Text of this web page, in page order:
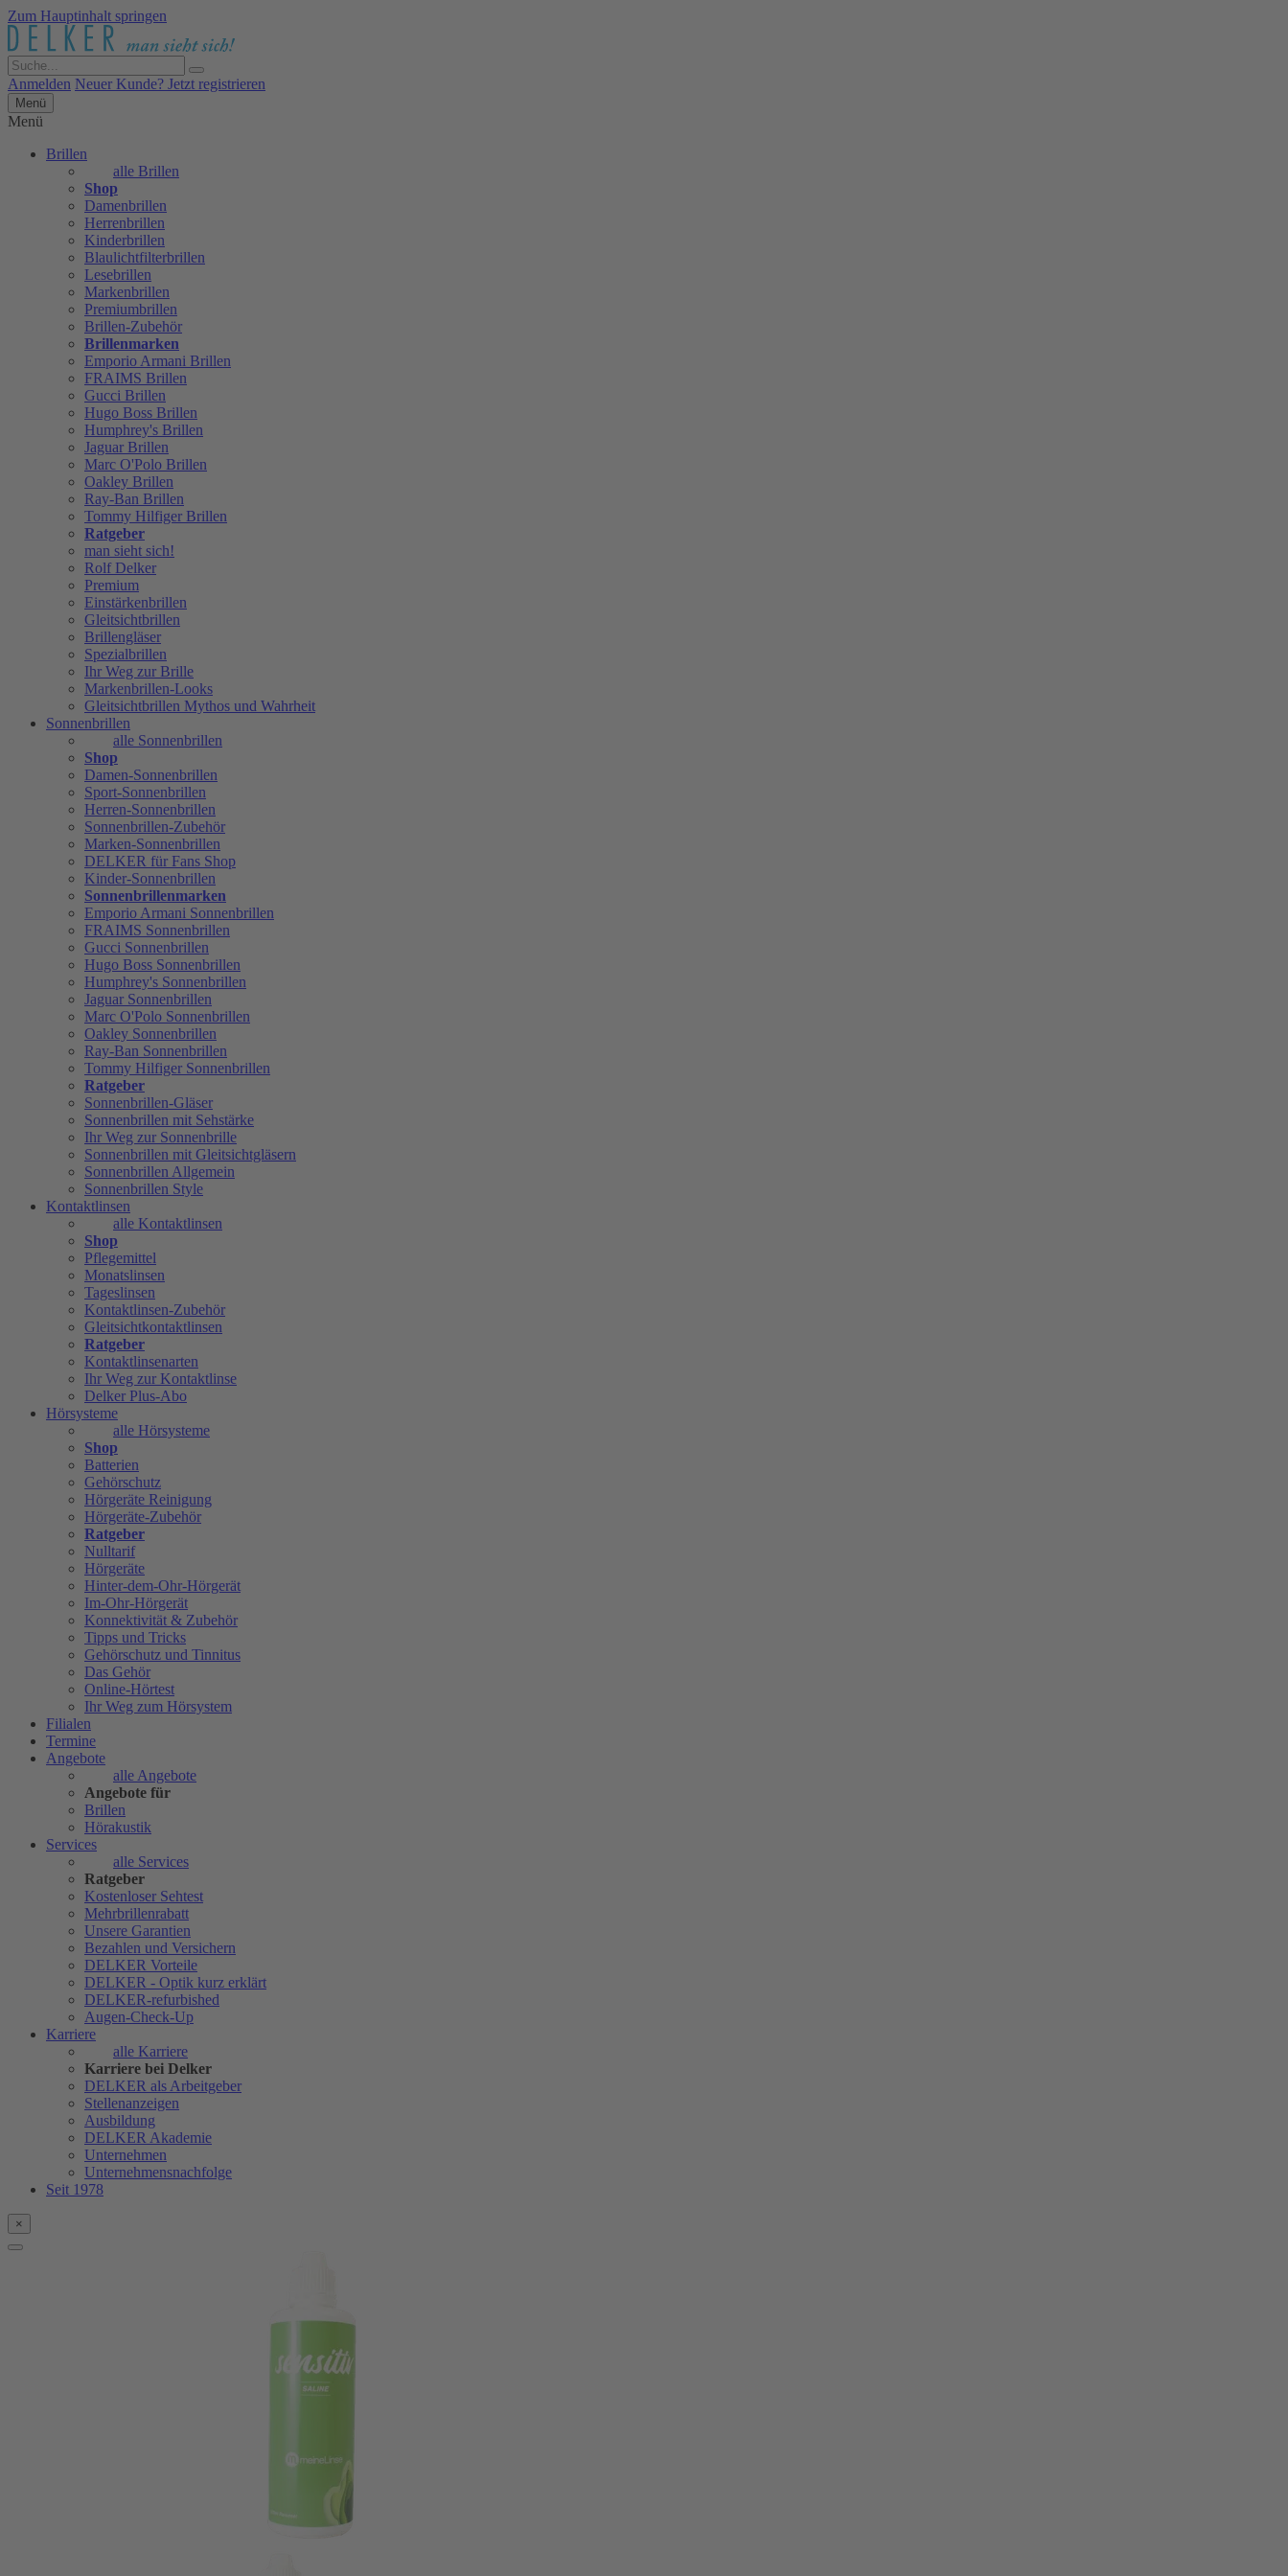
Zum Hauptinhalt springen
Anmelden Neuer Kunde? Jetzt registrieren
Menü
Menü
Brillen
alle Brillen
Shop
Damenbrillen
Herrenbrillen
Kinderbrillen
Blaulichtfilterbrillen
Lesebrillen
Markenbrillen
Premiumbrillen
Brillen-Zubehör
Brillenmarken
Emporio Armani Brillen
FRAIMS Brillen
Gucci Brillen
Hugo Boss Brillen
Humphrey's Brillen
Jaguar Brillen
Marc O'Polo Brillen
Oakley Brillen
Ray-Ban Brillen
Tommy Hilfiger Brillen
Ratgeber
man sieht sich!
Rolf Delker
Premium
Einstärkenbrillen
Gleitsichtbrillen
Brillengläser
Spezialbrillen
Ihr Weg zur Brille
Markenbrillen-Looks
Gleitsichtbrillen Mythos und Wahrheit
Sonnenbrillen
alle Sonnenbrillen
Shop
Damen-Sonnenbrillen
Sport-Sonnenbrillen
Herren-Sonnenbrillen
Sonnenbrillen-Zubehör
Marken-Sonnenbrillen
DELKER für Fans Shop
Kinder-Sonnenbrillen
Sonnenbrillenmarken
Emporio Armani Sonnenbrillen
FRAIMS Sonnenbrillen
Gucci Sonnenbrillen
Hugo Boss Sonnenbrillen
Humphrey's Sonnenbrillen
Jaguar Sonnenbrillen
Marc O'Polo Sonnenbrillen
Oakley Sonnenbrillen
Ray-Ban Sonnenbrillen
Tommy Hilfiger Sonnenbrillen
Ratgeber
Sonnenbrillen-Gläser
Sonnenbrillen mit Sehstärke
Ihr Weg zur Sonnenbrille
Sonnenbrillen mit Gleitsichtgläsern
Sonnenbrillen Allgemein
Sonnenbrillen Style
Kontaktlinsen
alle Kontaktlinsen
Shop
Pflegemittel
Monatslinsen
Tageslinsen
Kontaktlinsen-Zubehör
Gleitsichtkontaktlinsen
Ratgeber
Kontaktlinsenarten
Ihr Weg zur Kontaktlinse
Delker Plus-Abo
Hörsysteme
alle Hörsysteme
Shop
Batterien
Gehörschutz
Hörgeräte Reinigung
Hörgeräte-Zubehör
Ratgeber
Nulltarif
Hörgeräte
Hinter-dem-Ohr-Hörgerät
Im-Ohr-Hörgerät
Konnektivität & Zubehör
Tipps und Tricks
Gehörschutz und Tinnitus
Das Gehör
Online-Hörtest
Ihr Weg zum Hörsystem
Filialen
Termine
Angebote
alle Angebote
Angebote für
Brillen
Hörakustik
Services
alle Services
Ratgeber
Kostenloser Sehtest
Mehrbrillenrabatt
Unsere Garantien
Bezahlen und Versichern
DELKER Vorteile
DELKER - Optik kurz erklärt
DELKER-refurbished
Augen-Check-Up
Karriere
alle Karriere
Karriere bei Delker
DELKER als Arbeitgeber
Stellenanzeigen
Ausbildung
DELKER Akademie
Unternehmen
Unternehmensnachfolge
Seit 1978
×